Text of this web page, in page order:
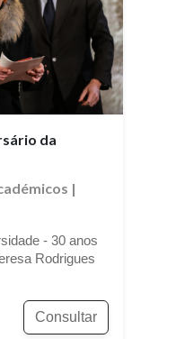
da
|
- 30 anos
Rodrigues
Consultar